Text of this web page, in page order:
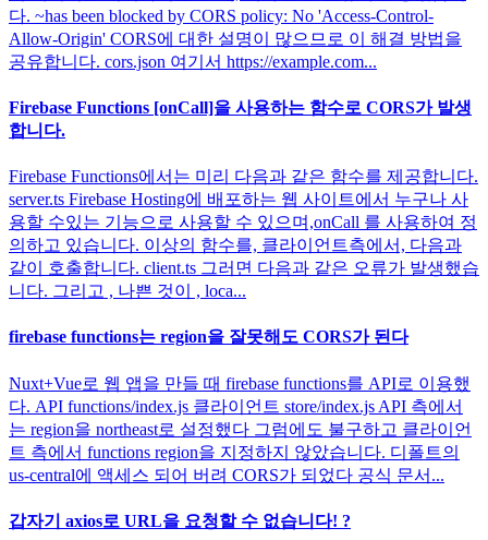
다. ~has been blocked by CORS policy: No 'Access-Control-
Allow-Origin' CORS에 대한 설명이 많으므로 이 해결 방법을
공유합니다. cors.json 여기서 https://example.com...
Firebase Functions [onCall]을 사용하는 함수로 CORS가 발생
합니다.
Firebase Functions에서는 미리 다음과 같은 함수를 제공합니다.
server.ts Firebase Hosting에 배포하는 웹 사이트에서 누구나 사
용할 수있는 기능으로 사용할 수 있으며,onCall 를 사용하여 정
의하고 있습니다. 이상의 함수를, 클라이언트측에서, 다음과
같이 호출합니다. client.ts 그러면 다음과 같은 오류가 발생했습
니다. 그리고 , 나쁜 것이 , loca...
firebase functions는 region을 잘못해도 CORS가 된다
Nuxt+Vue로 웹 앱을 만들 때 firebase functions를 API로 이용했
다. API functions/index.js 클라이언트 store/index.js API 측에서
는 region을 northeast로 설정했다 그럼에도 불구하고 클라이언
트 측에서 functions region을 지정하지 않았습니다. 디폴트의
us-central에 액세스 되어 버려 CORS가 되었다 공식 문서...
갑자기 axios로 URL을 요청할 수 없습니다! ?